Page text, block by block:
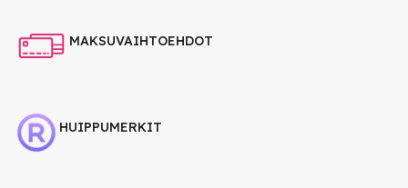
MAKSUVAIHTOEHDOT
HUIPPUMERKIT